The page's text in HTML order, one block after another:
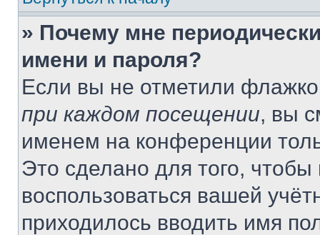
» Почему мне
имени и пароля?
Если вы не отметили
при каждом посещении, вы
именем на конференции
Это сделано для того, чтобы
воспользоваться вашей
приходилось вводить имя